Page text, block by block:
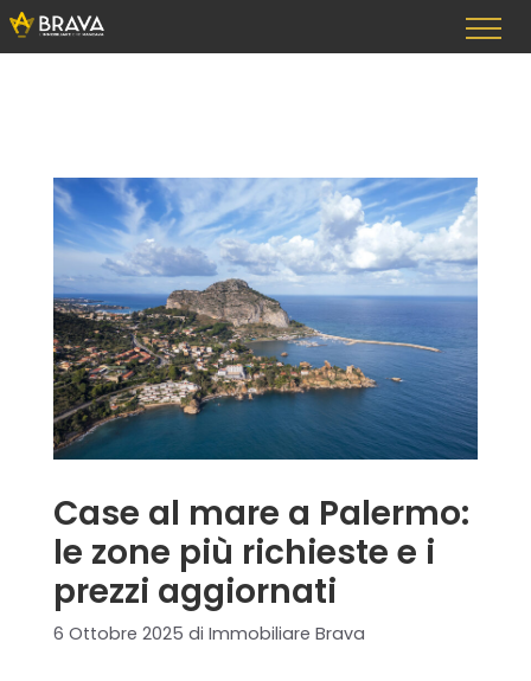
Vai
al
contenuto
Case al mare a Palermo:
le zone più richieste e i
prezzi aggiornati
6 Ottobre 2025 di Immobiliare Brava